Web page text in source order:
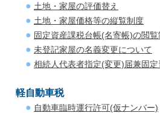
土地・家屋の評価替え
土地・家屋価格等の縦覧制度
固定資産課税台帳(名寄帳)の閲
未登記家屋の名義変更について
相続人代表者指定(変更)届兼固
軽自動車税
自動車臨時運行許可(仮ナンバー)